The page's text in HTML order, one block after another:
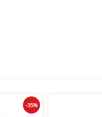
-35%